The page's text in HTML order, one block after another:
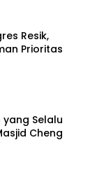
Resik,
Prioritas
yang Selalu
Cheng